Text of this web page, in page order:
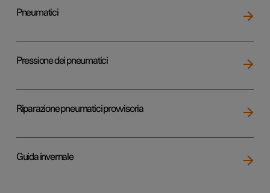
Pneumatici
Pressione dei pneumatici
Riparazione pneumatici provvisoria
Guida invernale